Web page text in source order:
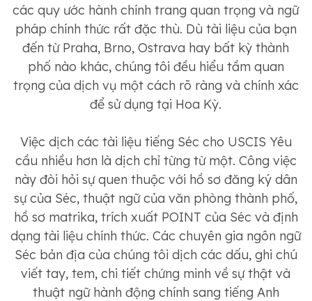
các quy ước hành chính trang quan trọng và ngữ
pháp chính thức rất đặc thù. Dù tài liệu của bạn
đến từ Praha, Brno, Ostrava hay bất kỳ thành
phố nào khác, chúng tôi đều hiểu tầm quan
trọng của dịch vụ một cách rõ ràng và chính xác
để sử dụng tại Hoa Kỳ.
Việc dịch các tài liệu tiếng Séc cho USCIS Yêu
cầu nhiều hơn là dịch chỉ từng từ một. Công việc
này đòi hỏi sự quen thuộc với hồ sơ đăng ký dân
sự của Séc, thuật ngữ của văn phòng thành phố,
hồ sơ matrika, trích xuất POINT của Séc và định
dạng tài liệu chính thức. Các chuyên gia ngôn ngữ
Séc bản địa của chúng tôi dịch các dấu, ghi chú
viết tay, tem, chi tiết chứng minh về sự thật và
thuật ngữ hành động chính sang tiếng Anh